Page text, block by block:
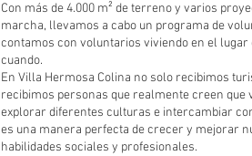
Con más de 4.000 m² de terreno y varios
marcha, llevamos a cabo un programa de
contamos con voluntarios viviendo en el lugar
cuando.
En Villa Hermosa Colina no solo recibimos
recibimos personas que realmente creen que
explorar diferentes culturas e intercambiar
es una manera perfecta de crecer y mejorar
habilidades sociales y profesionales.